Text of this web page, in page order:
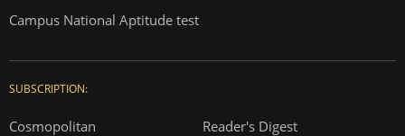
Campus National Aptitude test
SUBSCRIPTION:
Cosmopolitan Reader's Digest